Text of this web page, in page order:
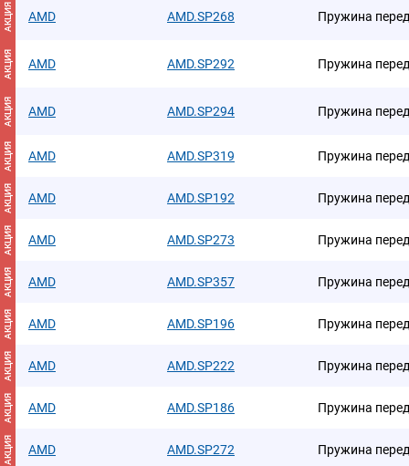
АКЦИЯ AMD AMD.SP268 Пружина
АКЦИЯ AMD AMD.SP292 Пружина
АКЦИЯ AMD AMD.SP294 Пружина
АКЦИЯ AMD AMD.SP319 Пружина
АКЦИЯ AMD AMD.SP192 Пружина
АКЦИЯ AMD AMD.SP273 Пружина
АКЦИЯ AMD AMD.SP357 Пружина
АКЦИЯ AMD AMD.SP196 Пружина
АКЦИЯ AMD AMD.SP222 Пружина
АКЦИЯ AMD AMD.SP186 Пружина
АКЦИЯ AMD AMD.SP272 Пружина